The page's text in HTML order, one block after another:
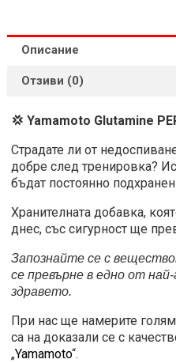
Описание
Отзиви (0)
💢 Yamamoto Glutamine
Страдате ли от
добре след тренировка?
бъдат постоянно
Хранителната добавка,
днес, със сигурност ще
Запознайте се с
се превърне в едно от
здравето.
При нас ще намерите
са на доказали се с
„Yamamoto“.